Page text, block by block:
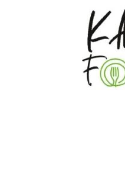
DOPORUČUJEME